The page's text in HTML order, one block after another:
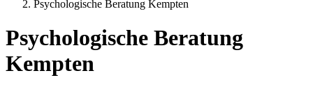
Psychologische Beratung Kempten
Psychologische Beratung
Kempten